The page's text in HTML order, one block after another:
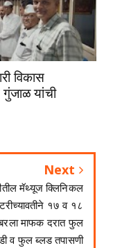
विकास
यांची
Next
मॅथ्यूज क्लिनिकल
१७ व १८
माफक दरात फुल
व फुल ब्लड तपासणी